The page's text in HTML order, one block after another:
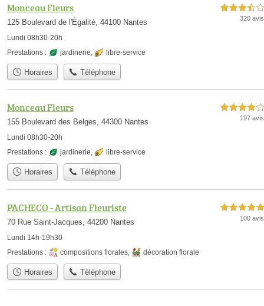
Monceau Fleurs
125 Boulevard de l'Égalité, 44100 Nantes
Lundi 08h30-20h
3,5 étoiles sur 5
320 avis
Prestations : jardinerie, libre-service
Horaires Téléphone
Monceau Fleurs
155 Boulevard des Belges, 44300 Nantes
Lundi 08h30-20h
4,0 étoiles sur 5
197 avis
Prestations : jardinerie, libre-service
Horaires Téléphone
PACHECO - Artisan Fleuriste
70 Rue Saint-Jacques, 44200 Nantes
Lundi 14h-19h30
5,0 étoiles sur 5
100 avis
Prestations : compositions florales décoration florale
Horaires Téléphone